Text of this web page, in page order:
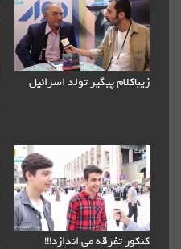
زیباکلام پیگیر تولد اسرائیل
کنکور تفرقه می اندازد!!!